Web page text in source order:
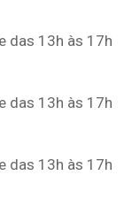
das 13h às 17h
das 13h às 17h
das 13h às 17h